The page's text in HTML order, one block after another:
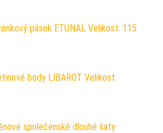
pásek ETUNAL Velikost: 115
body LIBAROT Velikost:
společenské dlouhé šaty